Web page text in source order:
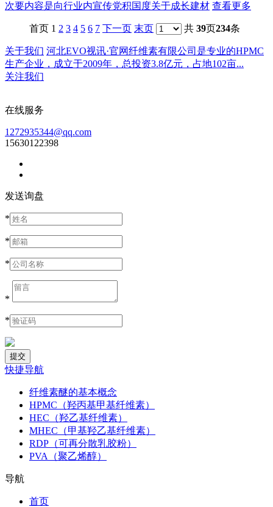
次要内容是向行业内宣传党积国度关于成长建材 查看更多
首页 1 2 3 4 5 6 7 下一页 末页 共 39页234条
关于我们 河北EVO视讯·官网纤维素有限公司是专业的HPMC
生产企业，成立于2009年，总投资3.8亿元，占地102亩...
关注我们
在线服务
1272935344@qq.com
15630122398
发送询盘
*
*
*
*
*
快捷导航
纤维素醚的基本概念
HPMC（羟丙基甲基纤维素）
HEC（羟乙基纤维素）
MHEC（甲基羟乙基纤维素）
RDP（可再分散乳胶粉）
PVA（聚乙烯醇）
导航
首页